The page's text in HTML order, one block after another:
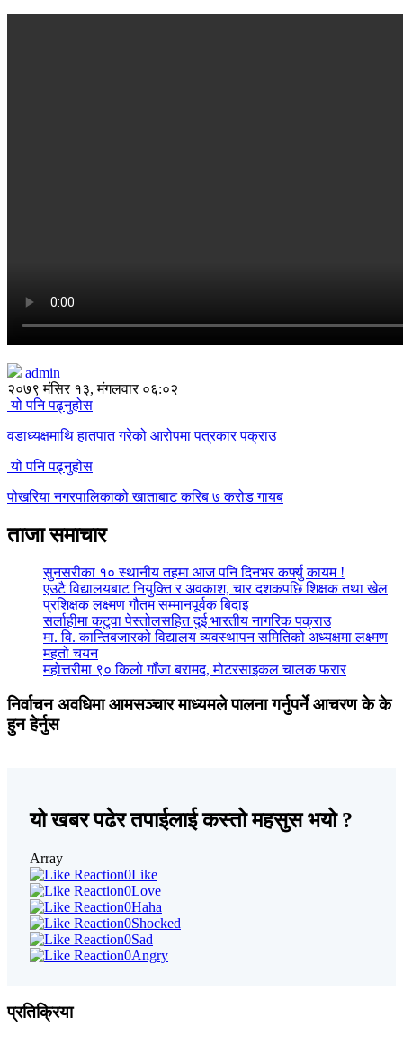
admin
२०७९ मंसिर १३, मंगलवार ०६:०२
यो पनि पढ्नुहोस
वडाध्यक्षमाथि हातपात गरेको आरोपमा पत्रकार पक्राउ
यो पनि पढ्नुहोस
पोखरिया नगरपालिकाको खाताबाट करिब ७ करोड गायब
ताजा समाचार
सुनसरीका १० स्थानीय तहमा आज पनि दिनभर कर्फ्यु कायम !
एउटै विद्यालयबाट नियुक्ति र अवकाश, चार दशकपछि शिक्षक तथा खेल
प्रशिक्षक लक्ष्मण गौतम सम्मानपूर्वक बिदाइ
सर्लाहीमा कटुवा पेस्तोलसहित दुई भारतीय नागरिक पक्राउ
मा. वि. कान्तिबजारको विद्यालय व्यवस्थापन समितिको अध्यक्षमा लक्ष्मण
महतो चयन
महोत्तरीमा ९० किलो गाँजा बरामद, मोटरसाइकल चालक फरार
निर्वाचन अवधिमा आमसञ्चार माध्यमले पालना गर्नुपर्ने आचरण के के
हुन हेर्नुस
यो खबर पढेर तपाईलाई कस्तो महसुस भयो ?
Array
0Like
0Love
0Haha
0Shocked
0Sad
0Angry
प्रतिक्रिया